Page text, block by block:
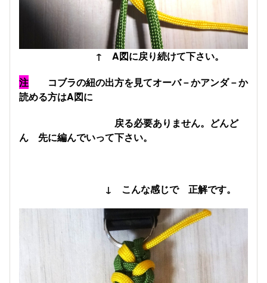
↑ A図に戻り続けて下さい。
注 コブラの紐の出方を見てオーバ－かアンダ－か
読める方はA図に
戻る必要ありません。どんど
ん 先に編んでいって下さい。
↓ こんな感じで 正解です。